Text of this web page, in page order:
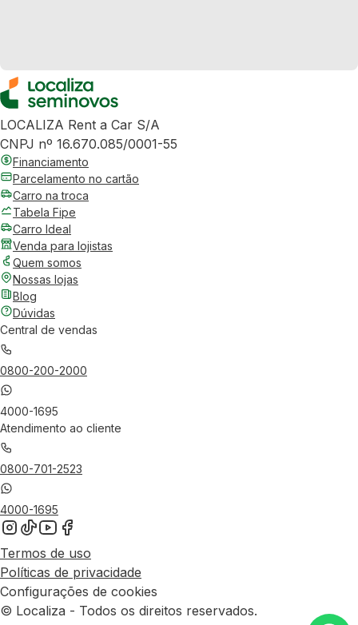
LOCALIZA Rent a Car S/A
CNPJ nº 16.670.085/0001-55
Financiamento
Parcelamento no cartão
Carro na troca
Tabela Fipe
Carro Ideal
Venda para lojistas
Quem somos
Nossas lojas
Blog
Dúvidas
Central de vendas
0800-200-2000
4000-1695
Atendimento ao cliente
0800-701-2523
4000-1695
Termos de uso
Políticas de privacidade
Configurações de cookies
© Localiza - Todos os direitos reservados.